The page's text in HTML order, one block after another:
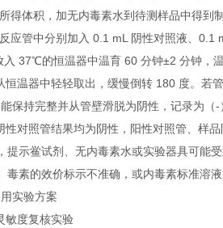
得体积，加无内毒素水到待测样品中得到
应管中分别加入 0.1 mL 阴性对照液、0.1
入 37℃的恒温器中温育 60 分钟±2 分钟，
恒温器中轻轻取出，缓慢倒转 180 度。若
保持完整并从管壁滑脱为阴性，记录为（-
性对照管结果均为阴性，阳性对照管、样
提示鲎试剂、无内毒素水或实验器具可能
毒素的效价标示不准确，或内毒素标准溶
实验方案
敏度复核实验